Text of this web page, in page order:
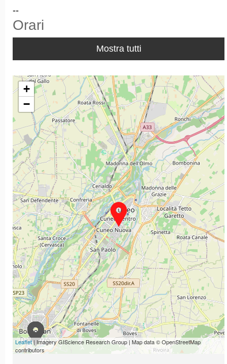
--
Orari
Mostra tutti
+
−
Leaflet| Imagery GIScience Research Group | Map data © OpenStreetMap
contributors